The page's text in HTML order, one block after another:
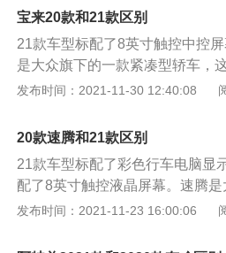
大扭矩。与这款发动机匹配的是
压发动机拥有150马力和250牛
变速箱。双离合变速箱可以提高
手动变速箱研发而来的产品，这
套换挡控制机构。使用双离合变
车的操控性和乘坐舒适性。多连
叉臂悬架改进而来的，这种悬架
宝来20款和21款区别
21款车型标配了8英寸触控中控
是大众旗下的一款紧凑型轿车，
462毫米，轴距为2688毫米。这
拥有113马力和145牛米的最大扭
钟，最大扭矩转速为3900转每
了铝合金缸盖缸体。1.2升涡轮
这款发动机的最大功率转速为
分钟。这款发动机搭载了缸内直
发布时间：2021-11-30 12:40:08
20款速腾和21款区别
21款车型标配了彩色行车电脑显
配了8英寸触控液晶屏幕。速腾
分别是4753毫米，1800毫米，
增压发动机最大功率为85kw，最
发布时间：2021-11-23 16:00:06